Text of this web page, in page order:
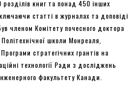
книг та понад 450 інших
статті в журналах та доповіді
членом Комітету почесного доктора
школи Монреаля,
стратегічних грантів на
технології Ради з досліджень
факультету Канади.